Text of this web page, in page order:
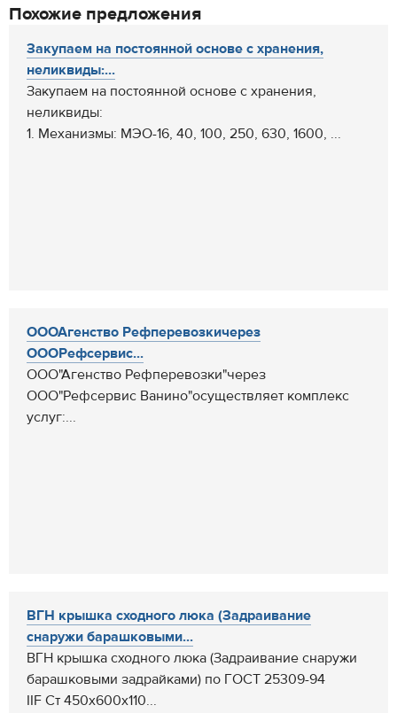
Похожие предложения
Закупаем на постоянной основе с хранения,
неликвиды:...
Закупаем на постоянной основе с хранения,
неликвиды:
1. Механизмы: МЭО-16, 40, 100, 250, 630, 1600, ...
ОООАгенство Рефперевозкичерез
ОООРефсервис...
ООО"Агенство Рефперевозки"через
ООО"Рефсервис Ванино"осуществляет комплекс
услуг:...
ВГН крышка сходного люка (Задраивание
снаружи барашковыми...
ВГН крышка сходного люка (Задраивание снаружи
барашковыми задрайками) по ГОСТ 25309-94
IIF Ст 450x600x110...